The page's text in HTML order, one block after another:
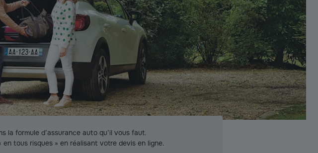
la formule d’assurance auto qu’il vous faut.
tous risques » en réalisant votre devis en ligne.